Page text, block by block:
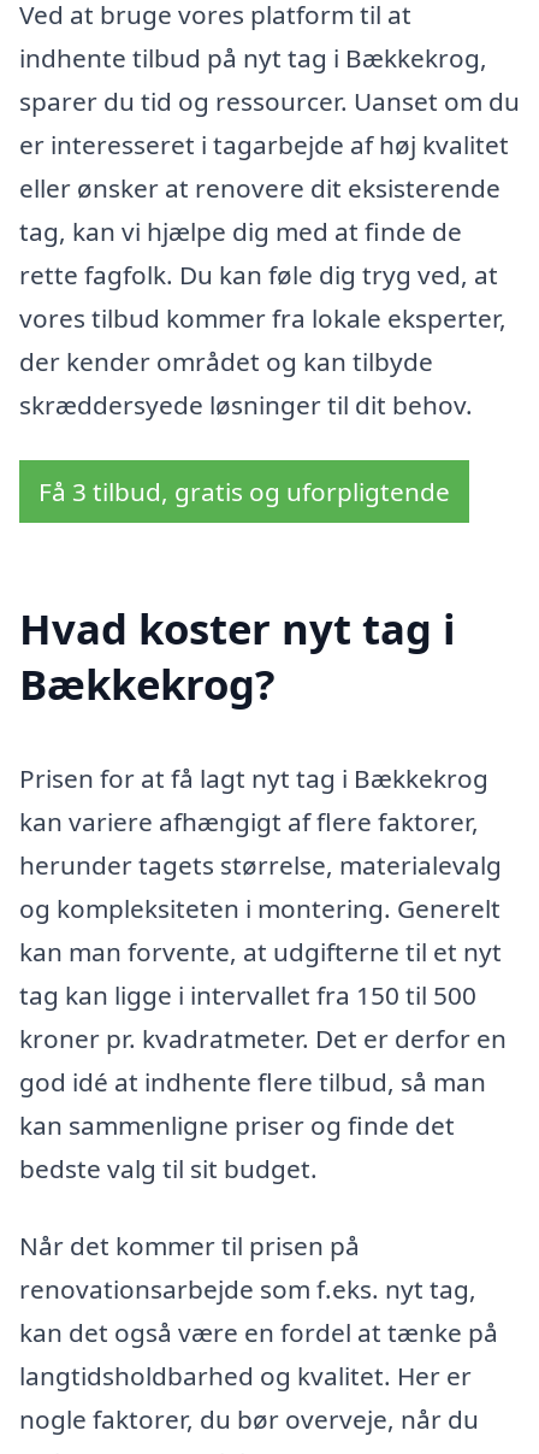
Ved at bruge vores platform til at
indhente tilbud på nyt tag i Bækkekrog,
sparer du tid og ressourcer. Uanset om du
er interesseret i tagarbejde af høj kvalitet
eller ønsker at renovere dit eksisterende
tag, kan vi hjælpe dig med at finde de
rette fagfolk. Du kan føle dig tryg ved, at
vores tilbud kommer fra lokale eksperter,
der kender området og kan tilbyde
skræddersyede løsninger til dit behov.
Få 3 tilbud, gratis og uforpligtende
Hvad koster nyt tag i
Bækkekrog?
Prisen for at få lagt nyt tag i Bækkekrog
kan variere afhængigt af flere faktorer,
herunder tagets størrelse, materialevalg
og kompleksiteten i montering. Generelt
kan man forvente, at udgifterne til et nyt
tag kan ligge i intervallet fra 150 til 500
kroner pr. kvadratmeter. Det er derfor en
god idé at indhente flere tilbud, så man
kan sammenligne priser og finde det
bedste valg til sit budget.
Når det kommer til prisen på
renovationsarbejde som f.eks. nyt tag,
kan det også være en fordel at tænke på
langtidsholdbarhed og kvalitet. Her er
nogle faktorer, du bør overveje, når du